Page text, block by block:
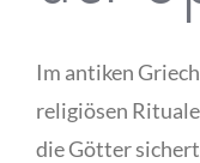
Im antiken
religiösen
die Götter